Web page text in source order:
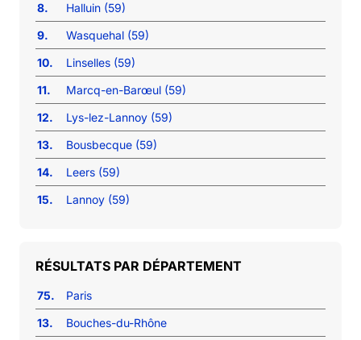
8.
Halluin (59)
9.
Wasquehal (59)
10.
Linselles (59)
11.
Marcq-en-Barœul (59)
12.
Lys-lez-Lannoy (59)
13.
Bousbecque (59)
14.
Leers (59)
15.
Lannoy (59)
RÉSULTATS PAR DÉPARTEMENT
75.
Paris
13.
Bouches-du-Rhône